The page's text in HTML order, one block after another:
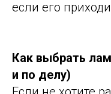
если его
Как выбрать
и по делу)